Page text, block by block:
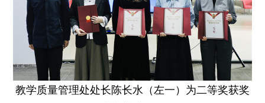
教学质量管理处处长陈长水（左一）为二等奖获奖